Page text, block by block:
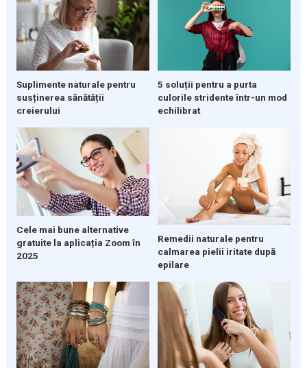
Suplimente naturale pentru
susținerea sănătății
creierului
5 soluții pentru a purta
culorile stridente într-un mod
echilibrat
Cele mai bune alternative
gratuite la aplicația Zoom în
2025
Remedii naturale pentru
calmarea pielii iritate după
epilare